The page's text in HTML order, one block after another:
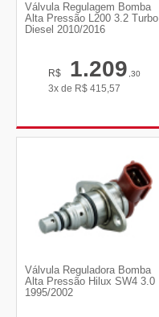
Válvula Regulagem Bomba
Alta Pressão L200 3.2 Turbo
Diesel 2010/2016
R$ 1.209,30
3x de R$ 415,57
Válvula Reguladora Bomba
Alta Pressão Hilux SW4 3.0
1995/2002